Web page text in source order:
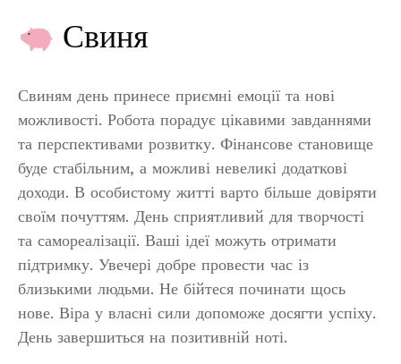
Свиня
Свиням день принесе приємні емоції та нові
можливості. Робота порадує цікавими завданнями
та перспективами розвитку. Фінансове становище
буде стабільним, а можливі невеликі додаткові
доходи. В особистому житті варто більше довіряти
своїм почуттям. День сприятливий для творчості
та самореалізації. Ваші ідеї можуть отримати
підтримку. Увечері добре провести час із
близькими людьми. Не бійтеся починати щось
нове. Віра у власні сили допоможе досягти успіху.
День завершиться на позитивній ноті.